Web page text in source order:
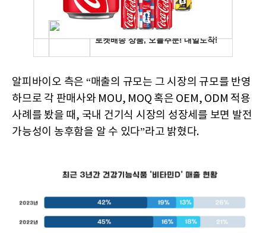
알피바이오 측은 “매출의 규모는 그 시장의 규모를 반영
하므로 각 판매사와 MOU, MOQ 혹은 OEM, ODM 적용
사례를 봤을 때, 국내 건기식 시장의 성장세를 보면 발전
가능성이 농후함을 알 수 있다”라고 밝혔다.